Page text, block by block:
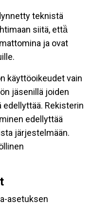
teknistä
siitä, että̈
ja ovat
käyttöoikeudet vain
jäsenillä joiden
Rekisterin
edellyttää
järjestelmään.
asetuksen